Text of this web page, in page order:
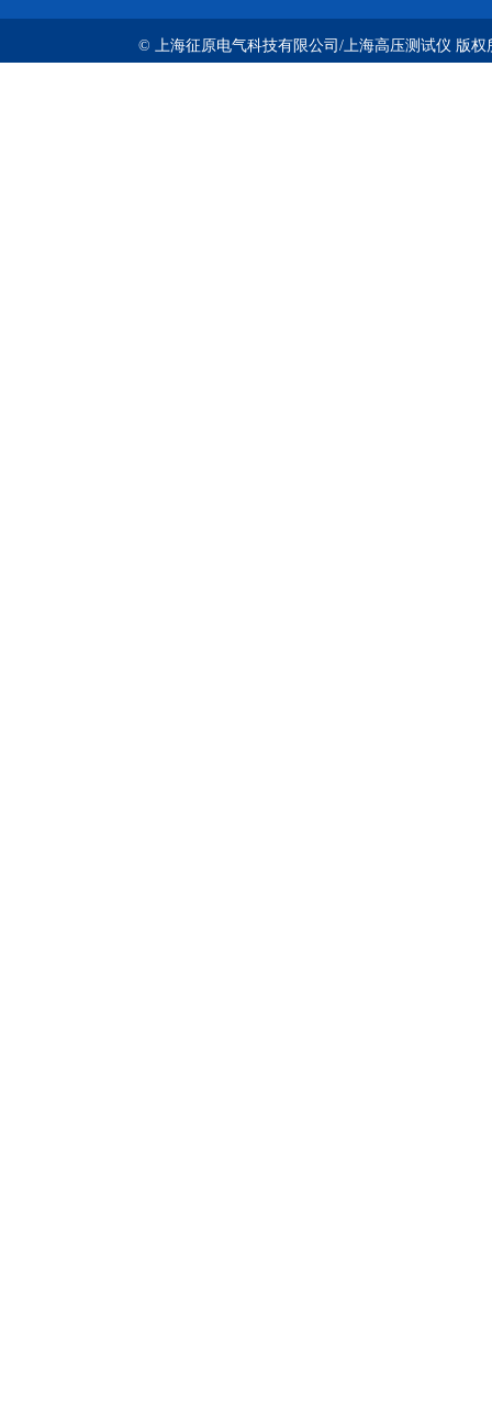
© 上海征原电气科技有限公司/上海高压测试仪 版权